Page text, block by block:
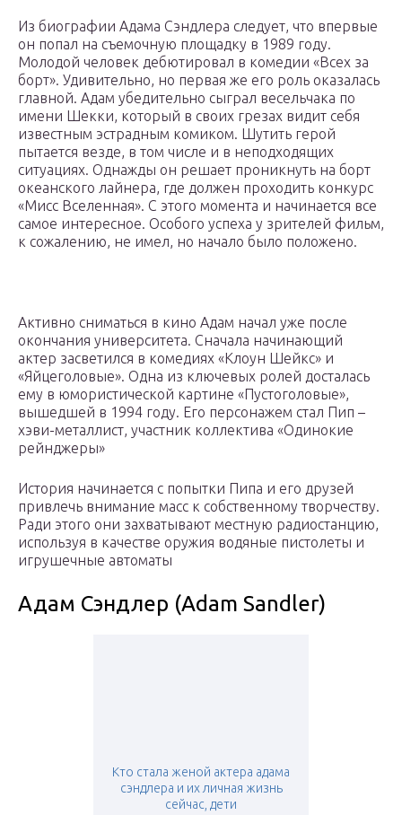
Из биографии Адама Сэндлера следует, что впервые
он попал на съемочную площадку в 1989 году.
Молодой человек дебютировал в комедии «Всех за
борт». Удивительно, но первая же его роль оказалась
главной. Адам убедительно сыграл весельчака по
имени Шекки, который в своих грезах видит себя
известным эстрадным комиком. Шутить герой
пытается везде, в том числе и в неподходящих
ситуациях. Однажды он решает проникнуть на борт
океанского лайнера, где должен проходить конкурс
«Мисс Вселенная». С этого момента и начинается все
самое интересное. Особого успеха у зрителей фильм,
к сожалению, не имел, но начало было положено.
Активно сниматься в кино Адам начал уже после
окончания университета. Сначала начинающий
актер засветился в комедиях «Клоун Шейкс» и
«Яйцеголовые». Одна из ключевых ролей досталась
ему в юмористической картине «Пустоголовые»,
вышедшей в 1994 году. Его персонажем стал Пип –
хэви-металлист, участник коллектива «Одинокие
рейнджеры»
История начинается с попытки Пипа и его друзей
привлечь внимание масс к собственному творчеству.
Ради этого они захватывают местную радиостанцию,
используя в качестве оружия водяные пистолеты и
игрушечные автоматы
Адам Сэндлер (Adam Sandler)
Кто стала женой актера адама
сэндлера и их личная жизнь
сейчас, дети